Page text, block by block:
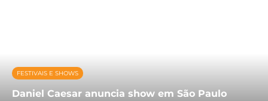
FESTIVAIS E SHOWS
Daniel Caesar anuncia show em São Paulo